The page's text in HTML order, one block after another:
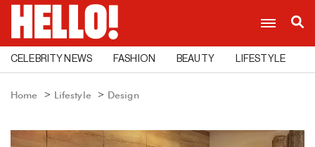
CELEBRITY NEWS FASHION BEAUTY LIFESTYLE
Home Lifestyle Design